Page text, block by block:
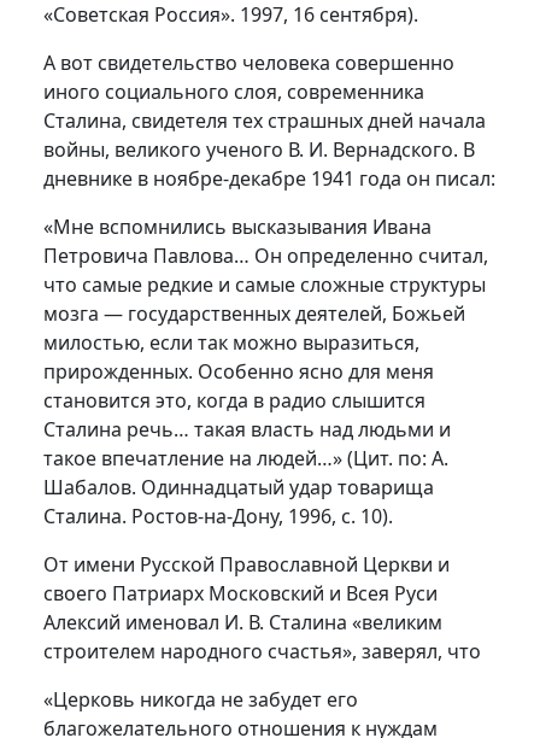
«Советская Россия». 1997, 16 сентября).
А вот свидетельство человека совершенно
иного социального слоя, современника
Сталина, свидетеля тех страшных дней начала
войны, великого ученого В. И. Вернадского. В
дневнике в ноябре-декабре 1941 года он писал:
«Мне вспомнились высказывания Ивана
Петровича Павлова… Он определенно считал,
что самые редкие и самые сложные структуры
мозга — государственных деятелей, Божьей
милостью, если так можно выразиться,
прирожденных. Особенно ясно для меня
становится это, когда в радио слышится
Сталина речь… такая власть над людьми и
такое впечатление на людей…» (Цит. по: А.
Шабалов. Одиннадцатый удар товарища
Сталина. Ростов-на-Дону, 1996, с. 10).
От имени Русской Православной Церкви и
своего Патриарх Московский и Всея Руси
Алексий именовал И. В. Сталина «великим
строителем народного счастья», заверял, что
«Церковь никогда не забудет его
благожелательного отношения к нуждам